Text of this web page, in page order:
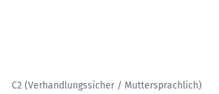
C2 (Verhandlungssicher / Muttersprachlich)